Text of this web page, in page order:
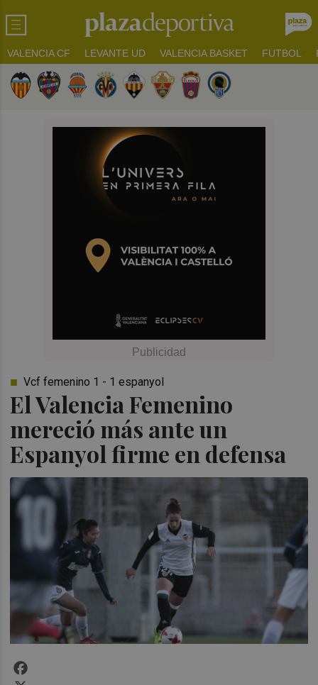
VALENCIA CF LEVANTE UD VALENCIA BASKET FUTBOL
El Valencia Femenino
mereció más ante un
Espanyol firme en defensa
Vcf femenino 1 - 1 espanyol